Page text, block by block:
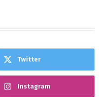
Twitter
Instagram